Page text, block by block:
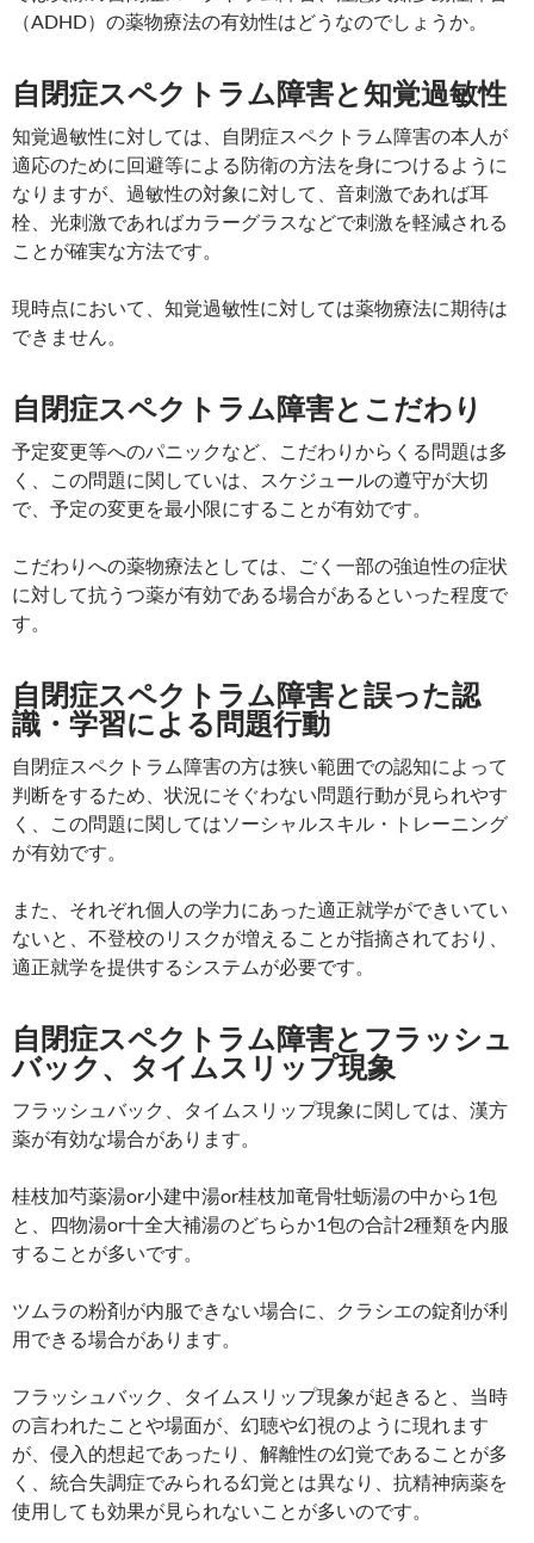
（ADHD）の薬物療法の有効性はどうなのでしょうか。
自閉症スペクトラム障害と知覚過敏性
知覚過敏性に対しては、自閉症スペクトラム障害の本人が
適応のために回避等による防衛の方法を身につけるように
なりますが、過敏性の対象に対して、音刺激であれば耳
栓、光刺激であればカラーグラスなどで刺激を軽減される
ことが確実な方法です。
現時点において、知覚過敏性に対しては薬物療法に期待は
できません。
自閉症スペクトラム障害とこだわり
予定変更等へのパニックなど、こだわりからくる問題は多
く、この問題に関していは、スケジュールの遵守が大切
で、予定の変更を最小限にすることが有効です。
こだわりへの薬物療法としては、ごく一部の強迫性の症状
に対して抗うつ薬が有効である場合があるといった程度で
す。
自閉症スペクトラム障害と誤った認
識・学習による問題行動
自閉症スペクトラム障害の方は狭い範囲での認知によって
判断をするため、状況にそぐわない問題行動が見られやす
く、この問題に関してはソーシャルスキル・トレーニング
が有効です。
また、それぞれ個人の学力にあった適正就学ができいてい
ないと、不登校のリスクが増えることが指摘されており、
適正就学を提供するシステムが必要です。
自閉症スペクトラム障害とフラッシュ
バック、タイムスリップ現象
フラッシュバック、タイムスリップ現象に関しては、漢方
薬が有効な場合があります。
桂枝加芍薬湯or小建中湯or桂枝加竜骨牡蛎湯の中から1包
と、四物湯or十全大補湯のどちらか1包の合計2種類を内服
することが多いです。
ツムラの粉剤が内服できない場合に、クラシエの錠剤が利
用できる場合があります。
フラッシュバック、タイムスリップ現象が起きると、当時
の言われたことや場面が、幻聴や幻視のように現れます
が、侵入的想起であったり、解離性の幻覚であることが多
く、統合失調症でみられる幻覚とは異なり、抗精神病薬を
使用しても効果が見られないことが多いのです。